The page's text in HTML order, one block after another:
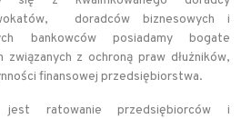
doradców biznesowych i
bankowców posiadamy bogate
z ochroną praw dłużników,
finansowej przedsiębiorstwa.
jest ratowanie przedsiębiorców i